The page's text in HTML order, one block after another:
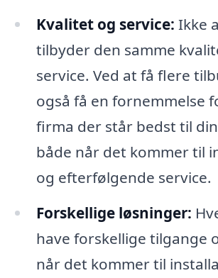
Kvalitet og service: Ikke
tilbyder den samme
service. Ved at få flere
også få en fornemmelse
firma der står bedst til
både når det kommer til
og efterfølgende service.
Forskellige løsninger:
have forskellige tilgange
når det kommer til